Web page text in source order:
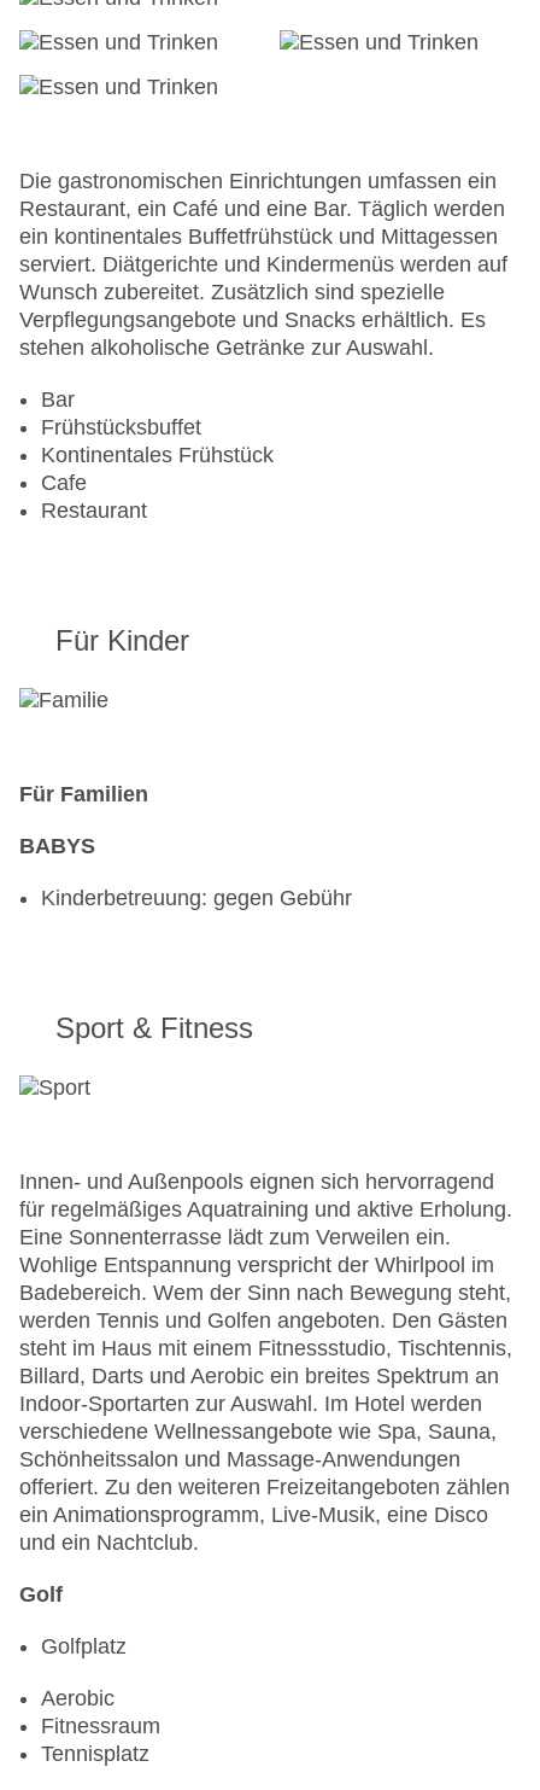
Konferenzraum
Garage: gegen Gebühr
WLAN/WiFi im Hotel
Anzahl der Konferenzräume: 1
Anzahl der Aufzüge: 1
Zimmerservice
Sonnenterrasse
Gesamtanzahl der Stockwerke: 10
Gesamtanzahl der Zimmer: 124
Pools:Indoor Pool, Outdoor Pool
Mastercard, Visa
Landeskategorie: 4 Sterne
Die gastronomischen Einrichtungen umfassen ein
Restaurant, ein Café und eine Bar. Täglich werden
ein kontinentales Buffetfrühstück und Mittagessen
serviert. Diätgerichte und Kindermenüs werden auf
Wunsch zubereitet. Zusätzlich sind spezielle
Verpflegungsangebote und Snacks erhältlich. Es
stehen alkoholische Getränke zur Auswahl.
Bar
Frühstücksbuffet
Kontinentales Frühstück
Cafe
Restaurant
Für Kinder
Für Familien
BABYS
Kinderbetreuung: gegen Gebühr
Sport & Fitness
Innen- und Außenpools eignen sich hervorragend
für regelmäßiges Aquatraining und aktive Erholung.
Eine Sonnenterrasse lädt zum Verweilen ein.
Wohlige Entspannung verspricht der Whirlpool im
Badebereich. Wem der Sinn nach Bewegung steht,
werden Tennis und Golfen angeboten. Den Gästen
steht im Haus mit einem Fitnessstudio, Tischtennis,
Billard, Darts und Aerobic ein breites Spektrum an
Indoor-Sportarten zur Auswahl. Im Hotel werden
verschiedene Wellnessangebote wie Spa, Sauna,
Schönheitssalon und Massage-Anwendungen
offeriert. Zu den weiteren Freizeitangeboten zählen
ein Animationsprogramm, Live-Musik, eine Disco
und ein Nachtclub.
Golf
Golfplatz
Aerobic
Fitnessraum
Tennisplatz